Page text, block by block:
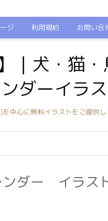
ジ 利用規約 お問い合
犬・猫・
ダーイラ
中心に無料イラストをご提供し
ンダー イラス